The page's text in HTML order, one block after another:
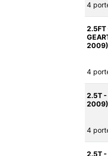
4
2.5FT
2009)
4
2.5T
2009)
4
2.5T -